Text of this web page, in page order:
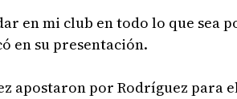
en mi club en todo lo que sea
en su presentación.
apostaron por Rodríguez para